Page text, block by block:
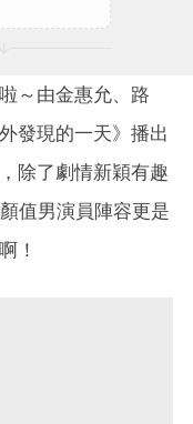
～由金惠允、路
發現的一天》播出
除了劇情新穎有趣
值男演員陣容更是
！